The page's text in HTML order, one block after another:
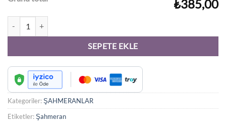
₺385,00
SEPETE EKLE
Kategoriler:ŞAHMERANLAR
Etiketler:Şahmeran